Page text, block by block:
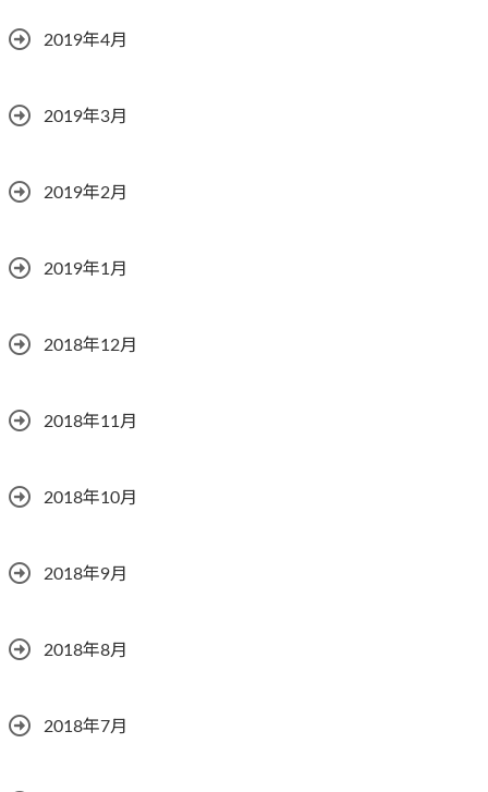
2019年4月
2019年3月
2019年2月
2019年1月
2018年12月
2018年11月
2018年10月
2018年9月
2018年8月
2018年7月